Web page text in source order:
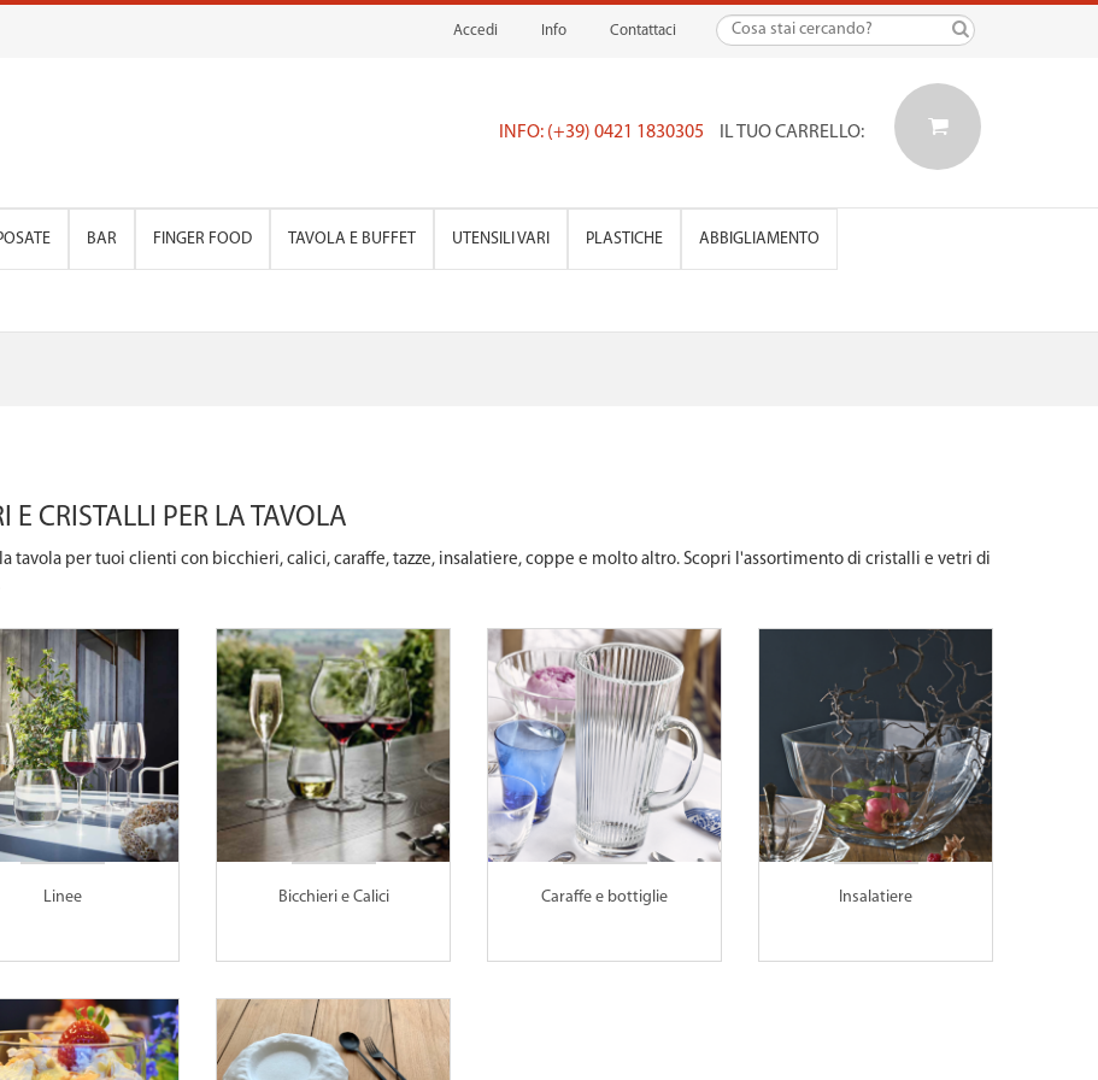
Accedi Info Contattaci
INFO: (+39) 0421 1830305 IL TUO CARRELLO:
BAR FINGER FOOD TAVOLA E BUFFET UTENSILI VARI PLASTICHE ABBIGLIAMENTO
E CRISTALLI PER LA TAVOLA
tavola per tuoi clienti con bicchieri, calici, caraffe, tazze, insalatiere, coppe e molto altro. Scopri l'assortimento di cristalli e vetri di
Linee Bicchieri e Calici Caraffe e bottiglie Insalatiere